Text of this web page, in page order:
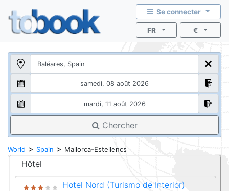
Se connecter
FR €
Chercher
World > Spain > Mallorca-Estellencs
Hôtel
Hotel Nord (Turismo de Interior)